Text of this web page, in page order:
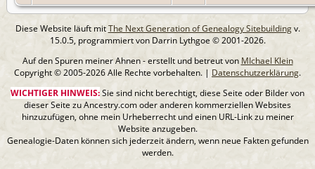
Diese Website läuft mitThe Next Generation of Genealogy Sitebuildingv.
15.0.5, programmiert von Darrin Lythgoe © 2001-2026.
Auf den Spuren meiner Ahnen - erstellt und betreut von MIchael Klein
Copyright © 2005-2026 Alle Rechte vorbehalten. | Datenschutzerklärung.
WICHTIGER HINWEIS:Sie sind nicht berechtigt, diese Seite oder Bilder von
dieser Seite zu Ancestry.com oder anderen kommerziellen Websites
hinzuzufügen, ohne mein Urheberrecht und einen URL-Link zu meiner
Website anzugeben.
Genealogie-Daten können sich jederzeit ändern, wenn neue Fakten gefunden
werden.